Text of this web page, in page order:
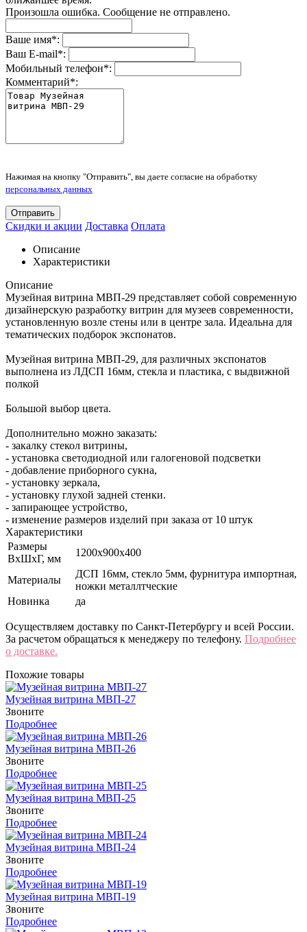
Произошла ошибка. Сообщение не отправлено.
Ваше имя*:
Ваш E-mail*:
Мобильный телефон*:
Комментарий*:
Нажимая на кнопку "Отправить", вы даете согласие на обработку
персональных данных
Отправить
Скидки и акции Доставка Оплата
Описание
Характеристики
Описание
Музейная витрина МВП-29 представляет собой современную
дизайнерскую разработку витрин для музеев современности,
установленную возле стены или в центре зала. Идеальна для
тематических подборок экспонатов.
Музейная витрина МВП-29, для различных экспонатов
выполнена из ЛДСП 16мм, стекла и пластика, с выдвижной
полкой
Большой выбор цвета.
Дополнительно можно заказать:
- закалку стекол витрины,
- установка светодиодной или галогеновой подсветки
- добавление приборного сукна,
- установку зеркала,
- установку глухой задней стенки.
- запирающее устройство,
- изменение размеров изделий при заказа от 10 штук
Характеристики
Размеры
ВхШхГ, мм
1200х900х400
Материалы
ДСП 16мм, стекло 5мм, фурнитура импортная,
ножки металлтческие
Новинка
да
Осуществляем доставку по Санкт-Петербургу и всей России.
За расчетом обращаться к менеджеру по телефону. Подробнее
о доставке.
Похожие товары
Музейная витрина МВП-27
Звоните
Подробнее
Музейная витрина МВП-26
Звоните
Подробнее
Музейная витрина МВП-25
Звоните
Подробнее
Музейная витрина МВП-24
Звоните
Подробнее
Музейная витрина МВП-19
Звоните
Подробнее